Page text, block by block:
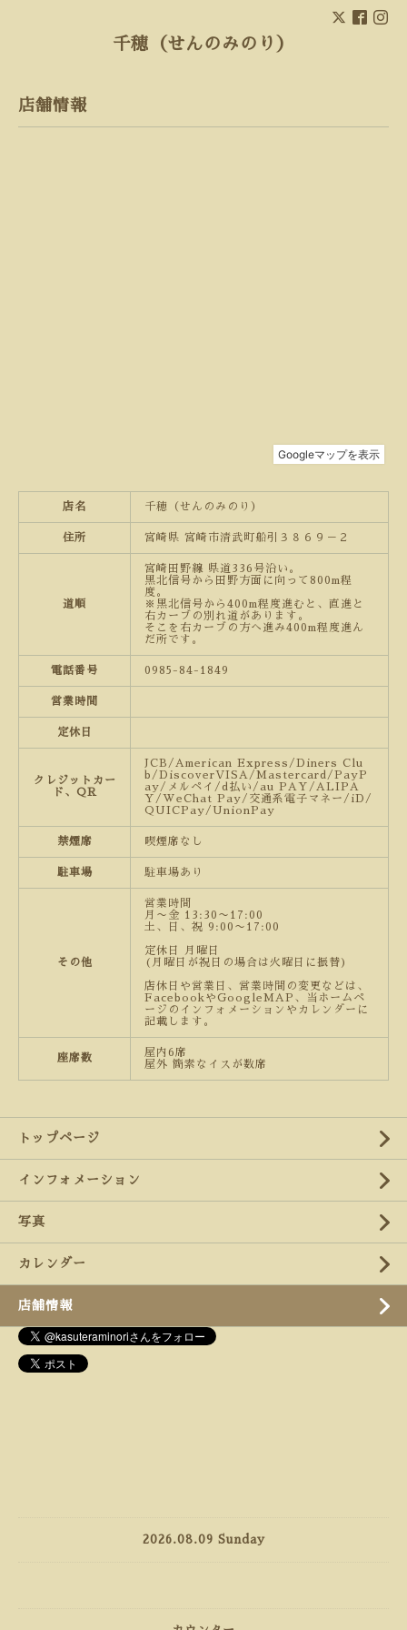
千穂（せんのみのり）
店舗情報
店名 千穂（せんのみのり）
住所 宮崎県 宮崎市清武町船引３８６９－２
道順
宮崎田野線 県道336号沿い。
黒北信号から田野方面に向って800m程
度。
※黒北信号から400m程度進むと、直進と
右カーブの別れ道があります。
そこを右カーブの方へ進み400m程度進ん
だ所です。
電話番号 0985-84-1849
営業時間
定休日
クレジットカー
ド、QR
JCB/American Express/Diners Clu
b/DiscoverVISA/Mastercard/PayP
ay/メルペイ/d払い/au PAY/ALIPA
Y/WeChat Pay/交通系電子マネー/iD/
QUICPay/UnionPay
禁煙席 喫煙席なし
駐車場 駐車場あり
その他
営業時間
月〜金 13:30〜17:00
土、日、祝 9:00〜17:00
定休日 月曜日
(月曜日が祝日の場合は火曜日に振替)
店休日や営業日、営業時間の変更などは、
FacebookやGoogleMAP、当ホームペ
ージのインフォメーションやカレンダーに
記載します。
座席数
屋内6席
屋外 簡素なイスが数席
トップページ
インフォメーション
写真
カレンダー
店舗情報
2026.08.09 Sunday